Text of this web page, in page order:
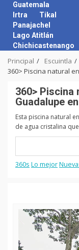
Guatemala
Irtra
Tikal
Panajachel
Lago Atitlán
Chichicastenango
Principal Escuintla
360> Piscina natural
360> Piscina
Guadalupe
Esta piscina natural
de agua cristalina
360s Lo mejor